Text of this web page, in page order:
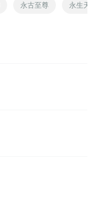
永古至尊 永生天